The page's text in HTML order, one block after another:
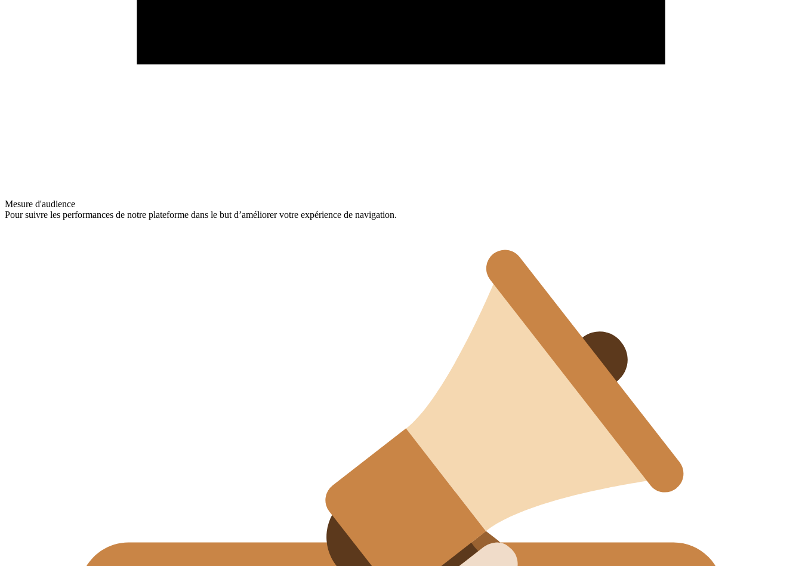
Mesure d'audience
Pour suivre les performances de notre plateforme dans le but d’améliorer votre expérience de navigation.